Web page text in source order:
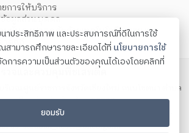
การให้บริการ
อมูลส่วนบุคคล
มมั่นคงปลอดภัยด้วยเทคโนโลยีสารสนเทศ
คุกกี้
รวจและควบคุมพืชเสพติด
บริเวณศูนย์ราชการจังหวัดเชียงใหม่ ถนนโชตนา ตำบล
ภอเมือง จังหวัดเชียงใหม่ 50300
112-585 , 053-112-468-9 โทรสาร 053-112-
us:saraban_ncsci@oncb.go.th
าประสิทธิภาพ และประสบการณ์ที่ดีในการใช้
ามารถศึกษารายละเอียดได้ที่ นโยบายการใช้
การความเป็นส่วนตัวของคุณได้เองโดยคลิกที่
ยอมรับ